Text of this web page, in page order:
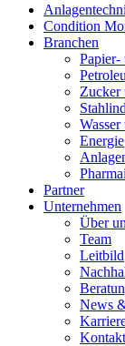
Condition
Branchen
Zucker
Energie
Partner
Unternehmen
Über
Team
Leitbild
News
Kontakt